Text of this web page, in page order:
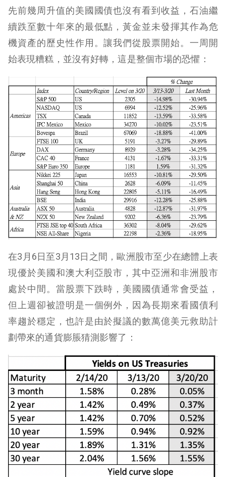
先前幾周升值的美國國債也沒有看到收益，石油繼
續跌至數十年來的最低點，黃金並未發揮其作為危
機資產的歷史性作用。讓我們從股票開始。一周開
始表現糟糕，並沒有好轉，這是整個市場的恐懼：
在3月6日至3月13日之間，歐洲股市至少在總體上表
現優於美國和澳大利亞股市，其中亞洲和非洲股市
處於中間。當股票下跌時，美國國債通常會受益，
但上週卻被證明是一個例外，因為長期來看國債利
率趨於穩定，也許是由於擬議的數萬億美元救助計
劃帶來的通貨膨脹猜測影響了：